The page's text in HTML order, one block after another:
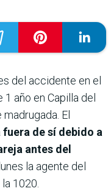
del accidente en el
año en Capilla del
El
de sí debido a
antes del
la agente del
1020.